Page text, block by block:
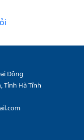
Đồng
Tỉnh Hà Tĩnh